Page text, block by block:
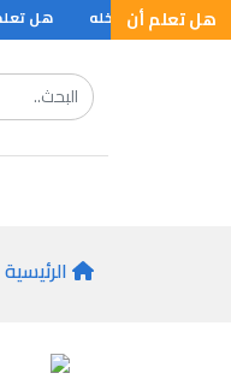
هل تعلم أن
المطاع قبل الدخله هل تعلم
الرئيسية